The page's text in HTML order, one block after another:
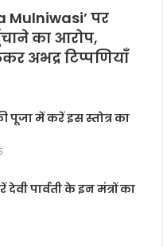
पर
का आरोप,
अभद्र टिप्पणियाँ
में करें इस स्तोत्र का
पार्वती के इन मंत्रों का